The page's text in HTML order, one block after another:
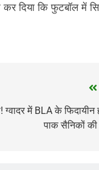
दिया कि फुटबॉल में
ग्वादर में BLA के
पाक सैनिकों की